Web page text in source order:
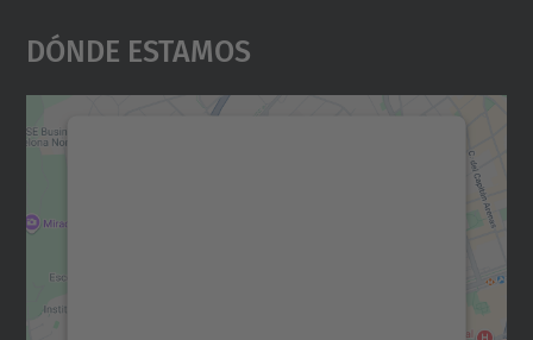
Dónde Estamos